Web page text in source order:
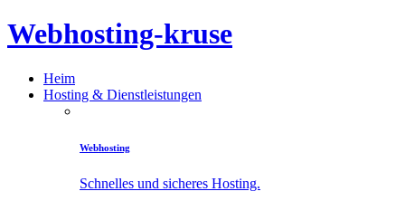
Webhosting-kruse
Heim
Hosting & Dienstleistungen
Webhosting
Schnelles und sicheres Hosting.